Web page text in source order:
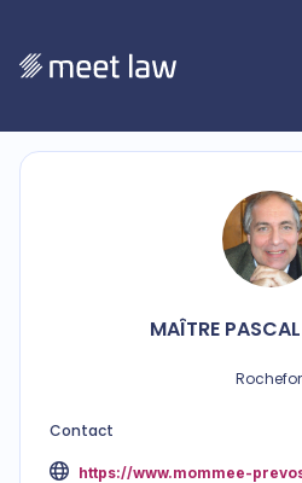
MAÎTRE PASCAL
Contact
https://www.mommee-